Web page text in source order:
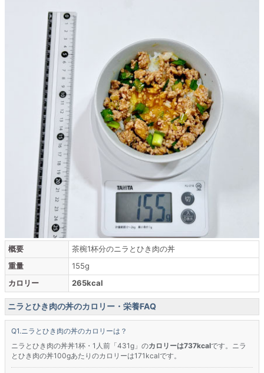
概要
茶椀1杯分のニラとひき肉の丼
重量
155g
カロリー
265kcal
ニラとひき肉の丼のカロリー・栄養FAQ
ニラとひき肉の丼のカロリーは？
ニラとひき肉の丼丼1杯・1人前「431g」のカロリーは737kcalです。ニラ
とひき肉の丼100gあたりのカロリーは171kcalです。